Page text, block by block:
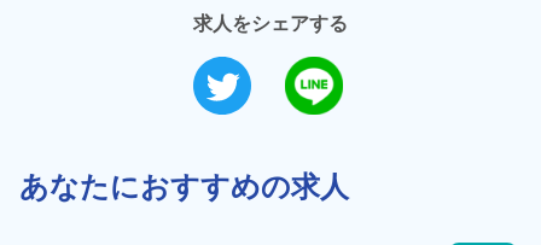
求人をシェアする
あなたにおすすめの求人